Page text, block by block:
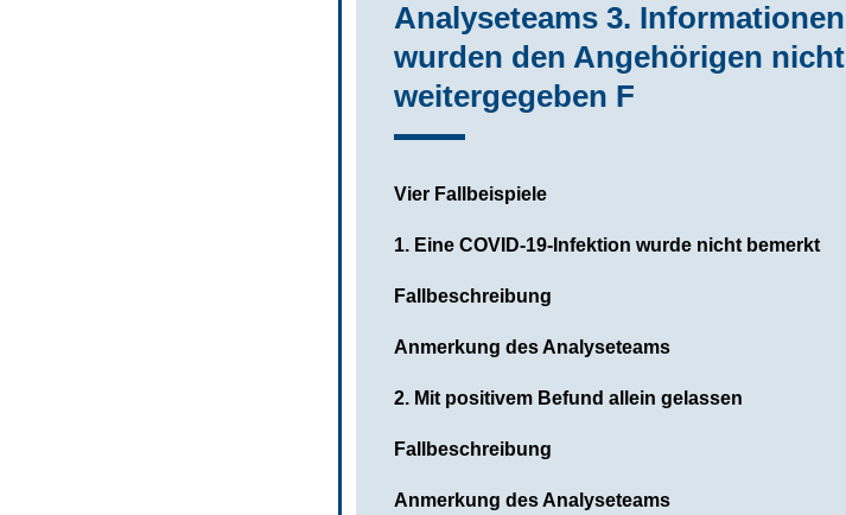
Analyseteams 3. Informationen
wurden den Angehörigen nicht
weitergegeben F
Vier Fallbeispiele
1. Eine COVID-19-Infektion wurde nicht bemerkt
Fallbeschreibung
Anmerkung des Analyseteams
2. Mit positivem Befund allein gelassen
Fallbeschreibung
Anmerkung des Analyseteams